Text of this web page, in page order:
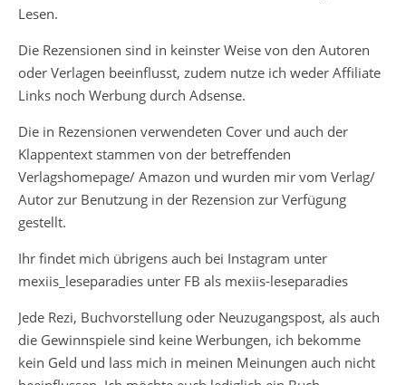
Lesen.
Die Rezensionen sind in keinster Weise von den Autoren
oder Verlagen beeinflusst, zudem nutze ich weder Affiliate
Links noch Werbung durch Adsense.
Die in Rezensionen verwendeten Cover und auch der
Klappentext stammen von der betreffenden
Verlagshomepage/ Amazon und wurden mir vom Verlag/
Autor zur Benutzung in der Rezension zur Verfügung
gestellt.
Ihr findet mich übrigens auch bei Instagram unter
mexiis_leseparadies unter FB als mexiis-leseparadies
Jede Rezi, Buchvorstellung oder Neuzugangspost, als auch
die Gewinnspiele sind keine Werbungen, ich bekomme
kein Geld und lass mich in meinen Meinungen auch nicht